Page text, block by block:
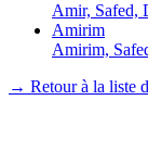
Amir, Safed,
Amirim
Amirim,
→ Retour à la liste